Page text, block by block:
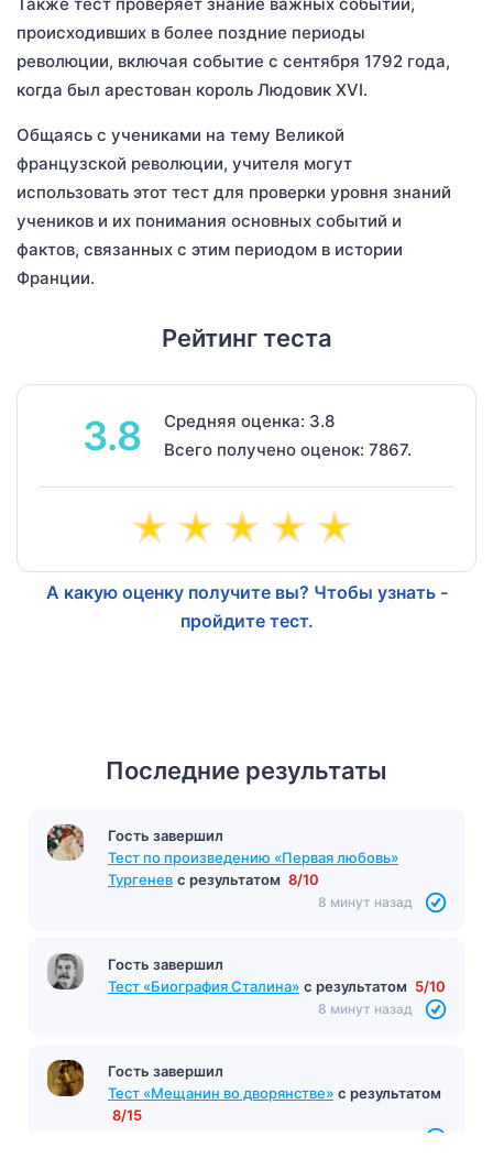
происходивших в более поздние периоды
революции, включая событие с сентября 1792 года,
когда был арестован король Людовик XVI.
Общаясь с учениками на тему Великой
французской революции, учителя могут
использовать этот тест для проверки уровня знаний
учеников и их понимания основных событий и
фактов, связанных с этим периодом в истории
Франции.
Рейтинг теста
3.8
Средняя оценка: 3.8
Всего получено оценок: 7867.
А какую оценку получите вы? Чтобы узнать -
пройдите тест.
Последние результаты
Гость завершил
Тест по произведению «Первая любовь»
Тургенев с результатом 8/10
8 минут назад
Гость завершил
Тест «Биография Сталина» с результатом 5/10
8 минут назад
Гость завершил
Тест «Мещанин во дворянстве» с результатом
8/15